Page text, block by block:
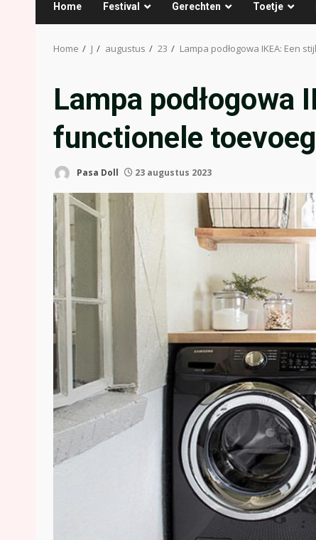
Home Festival Gerechten Toetje
Home J augustus 23 Lampa podłogowa IKEA: Een
Lampa podłogowa
functionele
Pasa Doll 23 augustus 2023